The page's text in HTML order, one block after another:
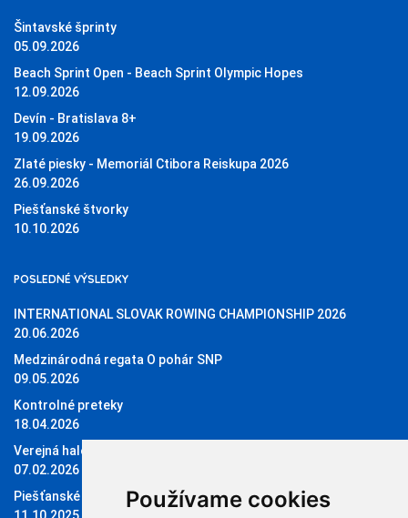
Používame cookies
Šintavské šprinty
05.09.2026
Beach Sprint Open - Beach Sprint Olympic Hopes
12.09.2026
Devín - Bratislava 8+
19.09.2026
Zlaté piesky - Memoriál Ctibora Reiskupa 2026
26.09.2026
Piešťanské štvorky
10.10.2026
POSLEDNÉ VÝSLEDKY
INTERNATIONAL SLOVAK ROWING CHAMPIONSHIP 2026
20.06.2026
Medzinárodná regata O pohár SNP
09.05.2026
Kontrolné preteky
18.04.2026
Verejná halová regata O pohár Sĺňavy
07.02.2026
Piešťanské štvorky 11.10.2025